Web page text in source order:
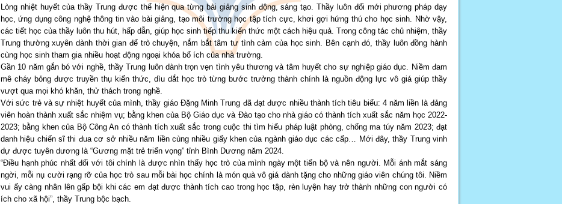
Lòng nhiệt huyết của thầy Trung được thể hiện qua từng bài giảng sinh động, sáng tạo. Thầy luôn đổi mới phương pháp dạy
học, ứng dụng công nghệ thông tin vào bài giảng, tạo môi trường học tập tích cực, khơi gợi hứng thú cho học sinh. Nhờ vậy,
các tiết học của thầy luôn thu hút, hấp dẫn, giúp học sinh tiếp thu kiến thức một cách hiệu quả. Trong công tác chủ nhiệm, thầy
Trung thường xuyên dành thời gian để trò chuyện, nắm bắt tâm tư tình cảm của học sinh. Bên cạnh đó, thầy luôn đồng hành
cùng học sinh tham gia nhiều hoạt động ngoại khóa bổ ích của nhà trường.
Gần 10 năm gắn bó với nghề, thầy Trung luôn dành trọn vẹn tình yêu thương và tâm huyết cho sự nghiệp giáo dục. Niềm đam
mê cháy bỏng được truyền thụ kiến thức, dìu dắt học trò từng bước trưởng thành chính là nguồn động lực vô giá giúp thầy
vượt qua mọi khó khăn, thử thách trong nghề.
Với sức trẻ và sự nhiệt huyết của mình, thầy giáo Đặng Minh Trung đã đạt được nhiều thành tích tiêu biểu: 4 năm liền là đảng
viên hoàn thành xuất sắc nhiệm vụ; bằng khen của Bộ Giáo dục và Đào tạo cho nhà giáo có thành tích xuất sắc năm học 2022-
2023; bằng khen của Bộ Công An có thành tích xuất sắc trong cuộc thi tìm hiểu pháp luật phòng, chống ma túy năm 2023; đạt
danh hiệu chiến sĩ thi đua cơ sở nhiều năm liền cùng nhiều giấy khen của ngành giáo dục các cấp… Mới đây, thầy Trung vinh
dự được tuyên dương là “Gương mặt trẻ triển vọng” tỉnh Bình Dương năm 2024.
“Điều hạnh phúc nhất đối với tôi chính là được nhìn thấy học trò của mình ngày một tiến bộ và nên người. Mỗi ánh mắt sáng
ngời, mỗi nụ cười rạng rỡ của học trò sau mỗi bài học chính là món quà vô giá dành tặng cho những giáo viên chúng tôi. Niềm
vui ấy càng nhân lên gấp bội khi các em đạt được thành tích cao trong học tập, rèn luyện hay trở thành những con người có
ích cho xã hội”, thầy Trung bộc bạch.